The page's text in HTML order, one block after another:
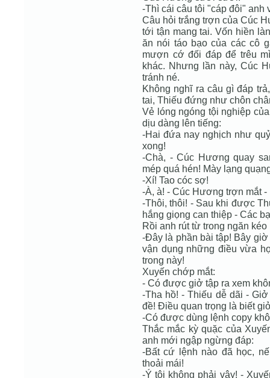
-Thì cái câu tôi "cáp đôi" anh
Câu hỏi trắng trợn của Cúc
tới tận mang tai. Vốn hiền
ăn nói táo bạo của các cô
mượn cớ đối đáp để trêu
khác. Nhưng lần này, Cúc
tránh né.
Không nghĩ ra câu gì đáp
tai, Thiếu đứng như chôn
Vẻ lóng ngóng tội nghiệp
dịu dàng lên tiếng:
-Hai đứa nay nghịch như
xong!
-Chà, - Cúc Hương quay
mép quá hén! Mày lạng
-Xí! Tao cóc sợ!
-À, à! - Cúc Hương trợn mắt -
-Thôi, thôi! - Sau khi được
hắng giọng can thiệp - Các
Rồi anh rút từ trong ngăn
-Đây là phần bài tập! Bây
vận dụng những điều vừa
trong này!
Xuyến chớp mắt:
- Có được giở tập ra xem
-Tha hồ! - Thiếu dễ dãi -
đề! Điều quan trọng là biết
-Có được dùng lệnh copy
Thắc mắc kỳ quặc của
anh mới ngập ngừng đáp:
-Bất cứ lệnh nào đã học,
thoải mái!
-Ý tôi không phải vậy! -